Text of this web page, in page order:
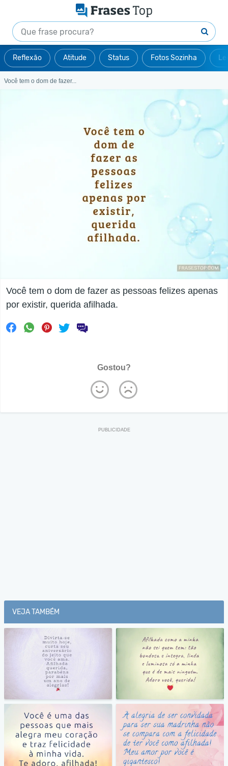
Reflexão Atitude Status Fotos Sozinha
Você tem o dom de fazer...
Você tem o dom de fazer as pessoas felizes apenas
por existir, querida afilhada.
Gostou?
VEJA TAMBÉM